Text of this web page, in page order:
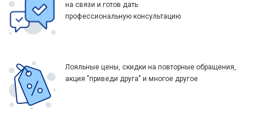
на связи и готов дать
профессиональную консультацию
Лояльные цены, скидки на повторные обращения,
акция "приведи друга" и многое другое